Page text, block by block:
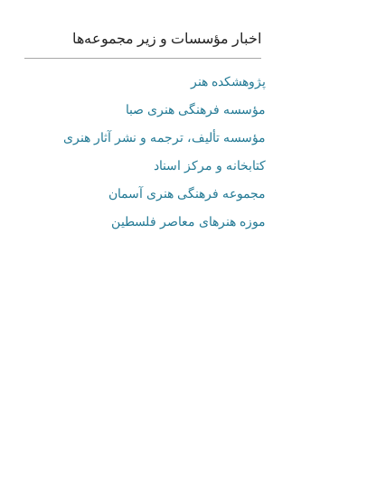
اخبار مؤسسات و زیر مجموعه‌ها
پژوهشکده هنر
مؤسسه فرهنگی هنری صبا
مؤسسه تألیف، ترجمه و نشر آثار هنری
کتابخانه و مرکز اسناد
مجموعه فرهنگی هنری آسمان
موزه هنرهای‌ معاصر فلسطین